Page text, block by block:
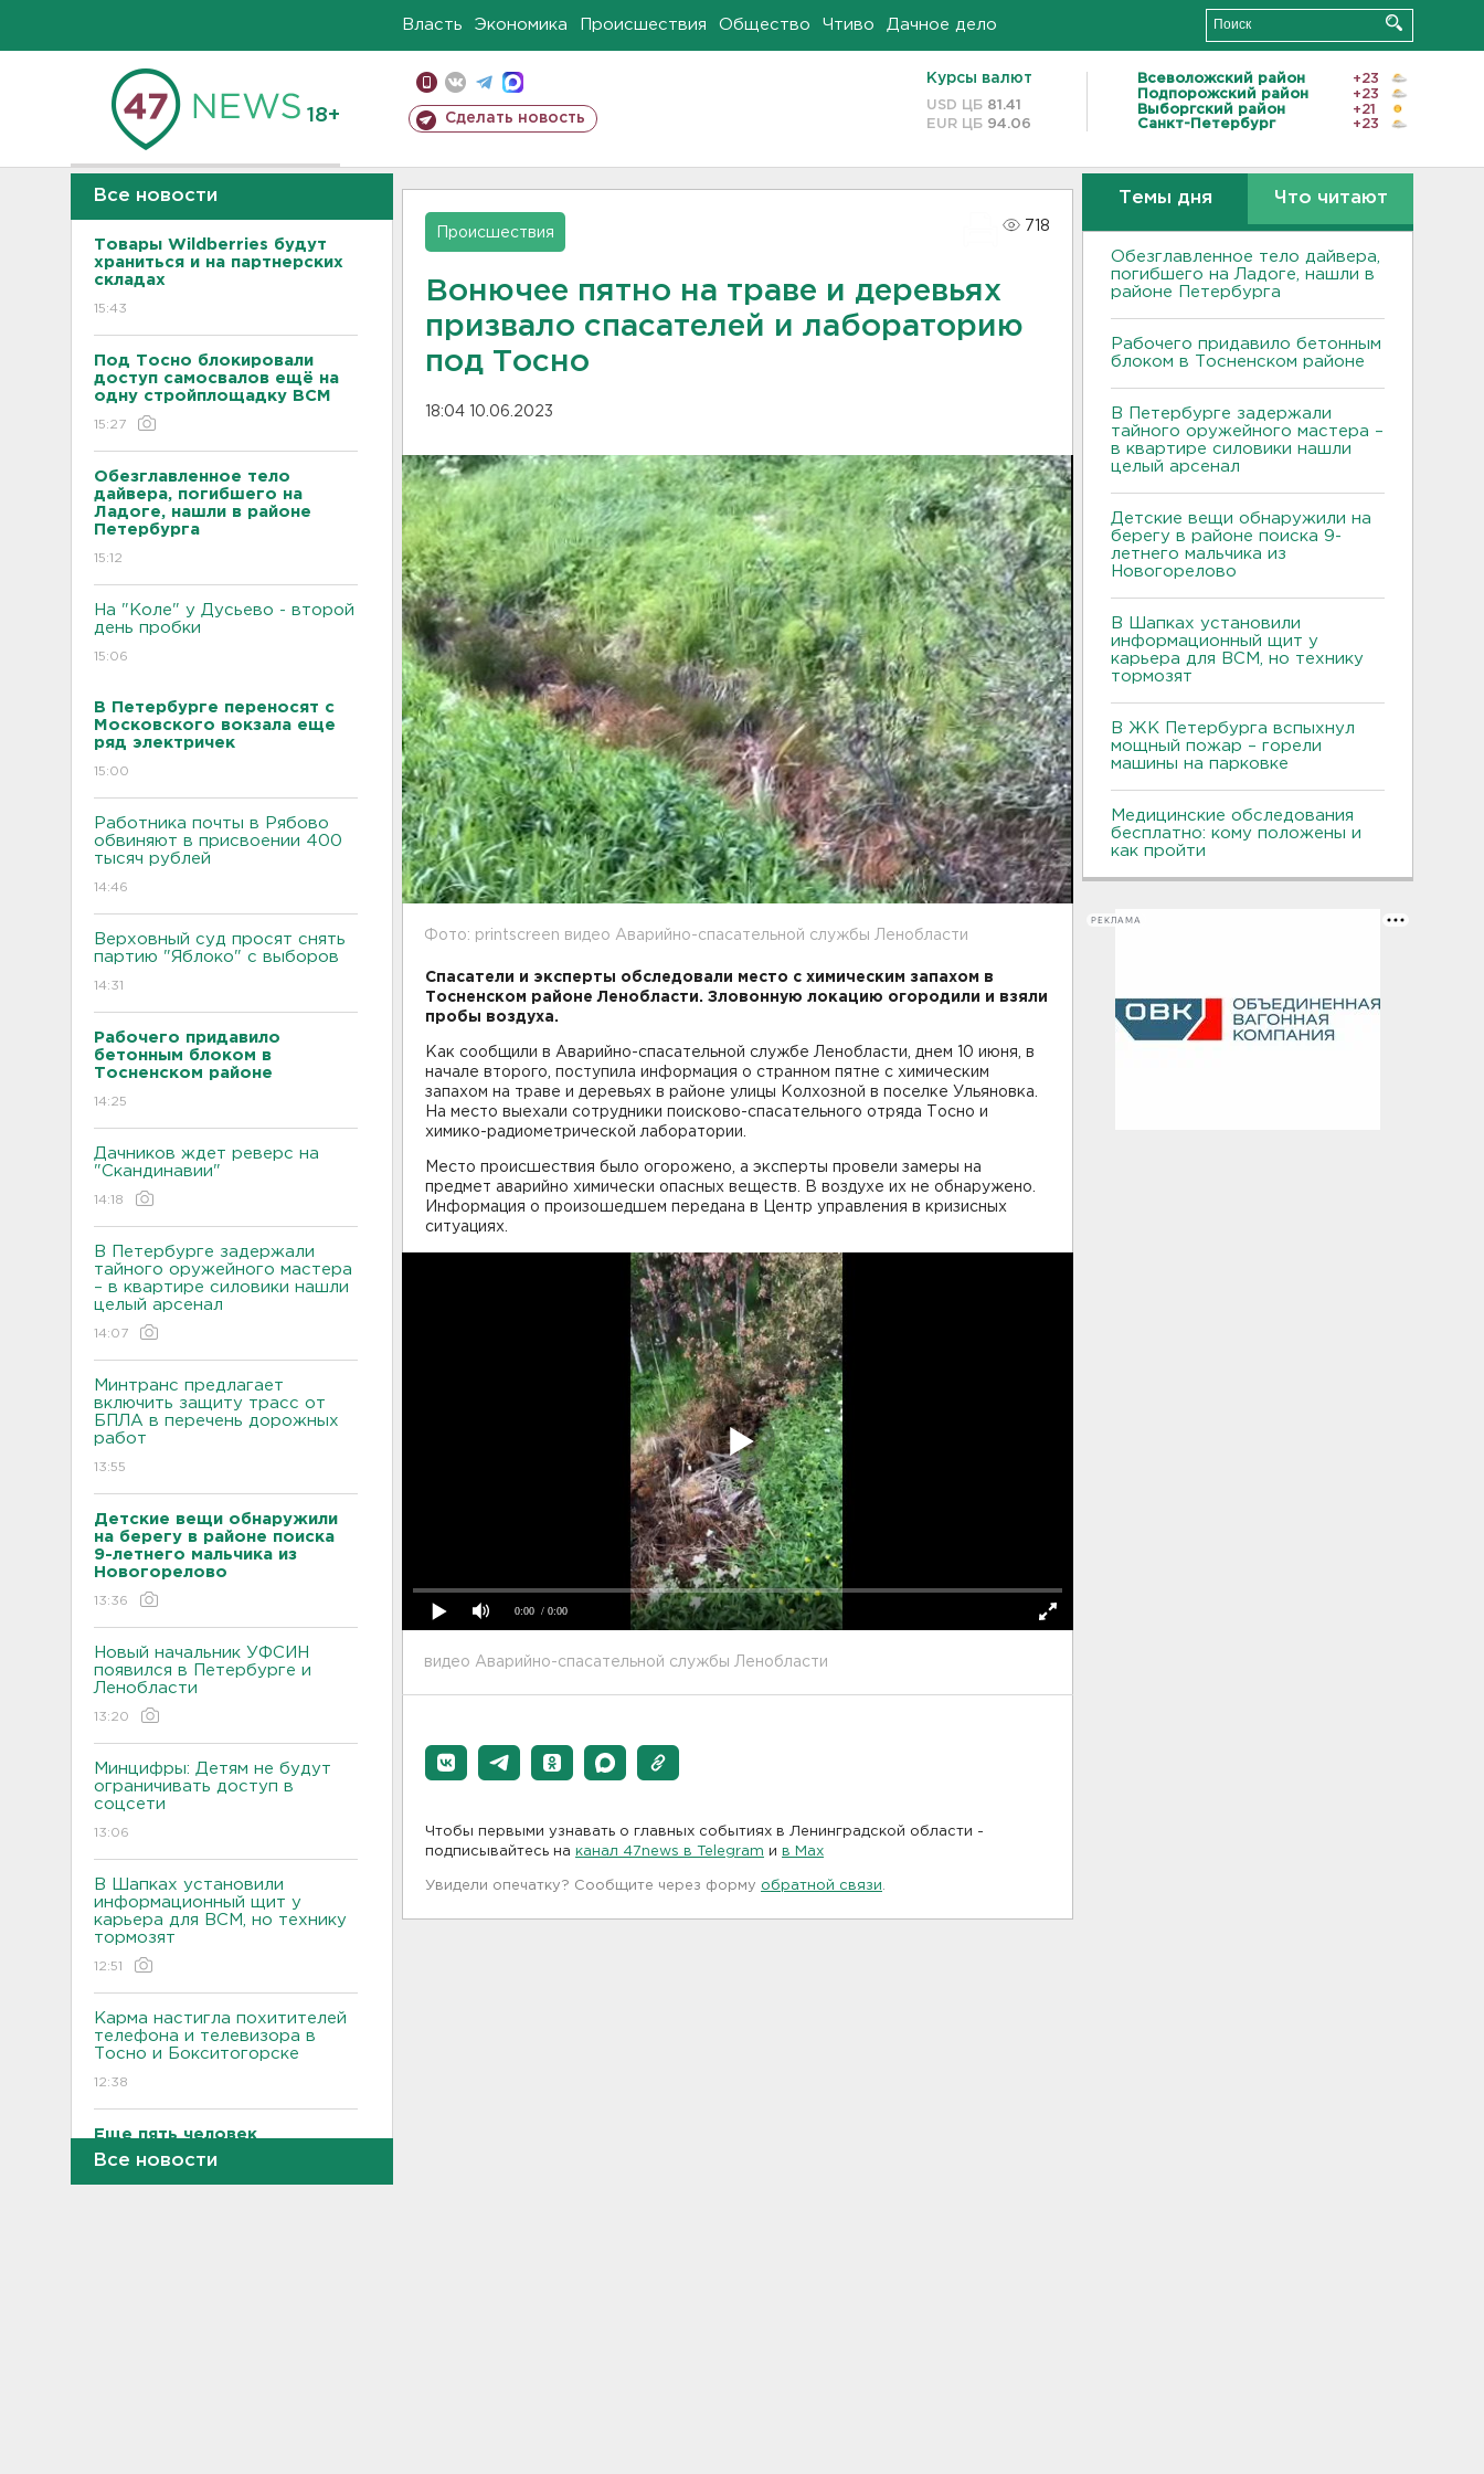
Власть Экономика Происшествия Общество Чтиво Дачное дело
18+ Сделать новость
Курсы валют
USD ЦБ 81.41
EUR ЦБ 94.06
Всеволожский район
+23
Подпорожский район
+23
Выборгский район
+21
Санкт-Петербург
+23
Все новости
Товары Wildberries будут
храниться и на партнерских
складах
15:43
Под Тосно блокировали
доступ самосвалов ещё на
одну стройплощадку ВСМ
15:27
Обезглавленное тело
дайвера, погибшего на
Ладоге, нашли в районе
Петербурга
15:12
На "Коле" у Дусьево - второй
день пробки
15:06
В Петербурге переносят с
Московского вокзала еще
ряд электричек
15:00
Работника почты в Рябово
обвиняют в присвоении 400
тысяч рублей
14:46
Верховный суд просят снять
партию "Яблоко" с выборов
14:31
Рабочего придавило
бетонным блоком в
Тосненском районе
14:25
Дачников ждет реверс на
"Скандинавии"
14:18
В Петербурге задержали
тайного оружейного мастера
– в квартире силовики нашли
целый арсенал
14:07
Минтранс предлагает
включить защиту трасс от
БПЛА в перечень дорожных
работ
13:55
Детские вещи обнаружили
на берегу в районе поиска
9-летнего мальчика из
Новогорелово
13:36
Новый начальник УФСИН
появился в Петербурге и
Ленобласти
13:20
Минцифры: Детям не будут
ограничивать доступ в
соцсети
13:06
В Шапках установили
информационный щит у
карьера для ВСМ, но технику
тормозят
12:51
Карма настигла похитителей
телефона и телевизора в
Тосно и Бокситогорске
12:38
Еще пять человек
пострадали в Белгородской
области
Все новости
Происшествия
718
Вонючее пятно на траве и деревьях
призвало спасателей и лабораторию
под Тосно
18:04 10.06.2023
Фото: printscreen видео Аварийно-спасательной службы Ленобласти
Спасатели и эксперты обследовали место с химическим запахом в
Тосненском районе Ленобласти. Зловонную локацию огородили и взяли
пробы воздуха.
Как сообщили в Аварийно-спасательной службе Ленобласти, днем 10 июня, в
начале второго, поступила информация о странном пятне с химическим
запахом на траве и деревьях в районе улицы Колхозной в поселке Ульяновка.
На место выехали сотрудники поисково-спасательного отряда Тосно и
химико-радиометрической лаборатории.
Место происшествия было огорожено, а эксперты провели замеры на
предмет аварийно химически опасных веществ. В воздухе их не обнаружено.
Информация о произошедшем передана в Центр управления в кризисных
ситуациях.
0:00 / 0:00
видео Аварийно-спасательной службы Ленобласти
Чтобы первыми узнавать о главных событиях в Ленинградской области -
подписывайтесь на канал 47news в Telegram и в Maх
Увидели опечатку? Сообщите через форму обратной связи
Темы дня Что читают
Обезглавленное тело дайвера,
погибшего на Ладоге, нашли в
районе Петербурга
Рабочего придавило бетонным
блоком в Тосненском районе
В Петербурге задержали
тайного оружейного мастера –
в квартире силовики нашли
целый арсенал
Детские вещи обнаружили на
берегу в районе поиска 9-
летнего мальчика из
Новогорелово
В Шапках установили
информационный щит у
карьера для ВСМ, но технику
тормозят
В ЖК Петербурга вспыхнул
мощный пожар – горели
машины на парковке
Медицинские обследования
бесплатно: кому положены и
как пройти
РЕКЛАМА